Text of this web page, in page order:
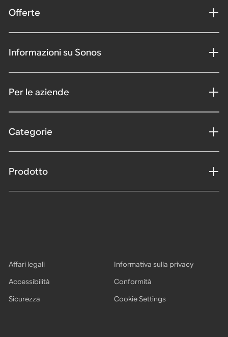
Offerte
Informazioni su Sonos
Per le aziende
Categorie
Prodotto
Affari legali
Informativa sulla privacy
Accessibilità
Conformità
Sicurezza
Cookie Settings